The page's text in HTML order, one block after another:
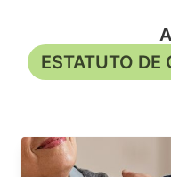
ESTATUTO DE